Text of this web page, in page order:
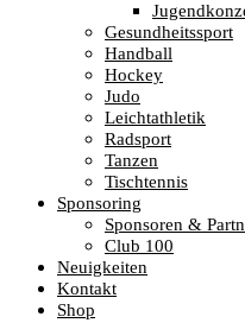
Gesundheitssport
Handball
Hockey
Judo
Leichtathletik
Radsport
Tanzen
Tischtennis
Sponsoring
Sponsoren &
Club 100
Neuigkeiten
Kontakt
Shop